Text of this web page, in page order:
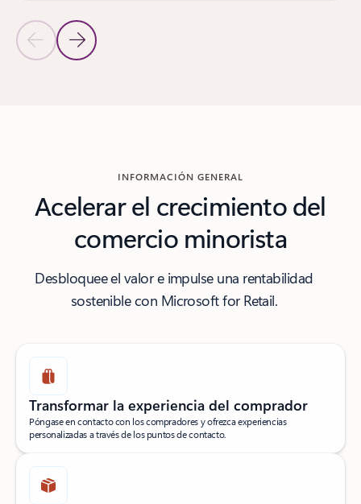
Diapositiva anterior
Diapositiva siguiente
INFORMACIÓN GENERAL
Acelerar el crecimiento del
comercio minorista
Desbloquee el valor e impulse una rentabilidad
sostenible con Microsoft for Retail.
Transformar la experiencia del comprador
Póngase en contacto con los compradores y ofrezca experiencias
personalizadas a través de los puntos de contacto.